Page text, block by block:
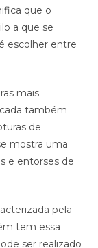
que o
a que se
escolher entre
mais
também
de
mostra uma
e entorses de
pela
tem essa
ser realizado